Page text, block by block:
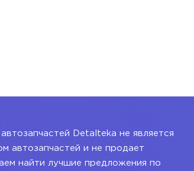
Detalteka не является
автозапчастей и не продает
найти лучшие предложения по